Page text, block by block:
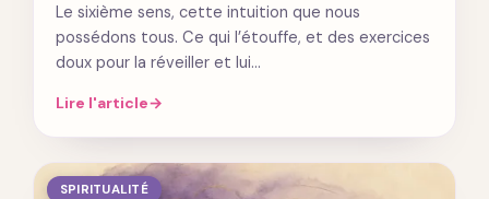
Le sixième sens, cette intuition que nous
possédons tous. Ce qui l’étouffe, et des exercices
doux pour la réveiller et lui…
Lire l'article→
SPIRITUALITÉ